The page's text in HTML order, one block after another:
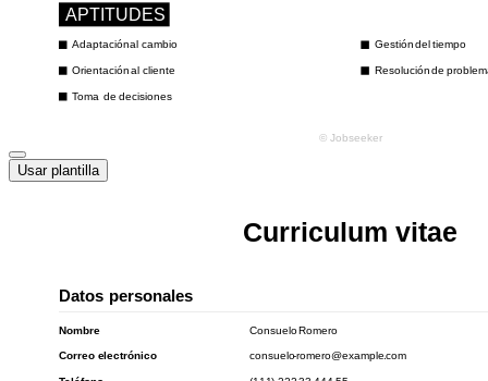
Usar plantilla